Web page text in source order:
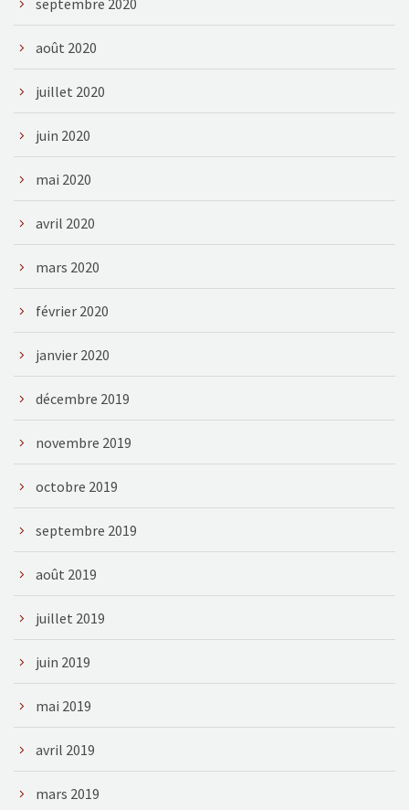
septembre 2020
août 2020
juillet 2020
juin 2020
mai 2020
avril 2020
mars 2020
février 2020
janvier 2020
décembre 2019
novembre 2019
octobre 2019
septembre 2019
août 2019
juillet 2019
juin 2019
mai 2019
avril 2019
mars 2019